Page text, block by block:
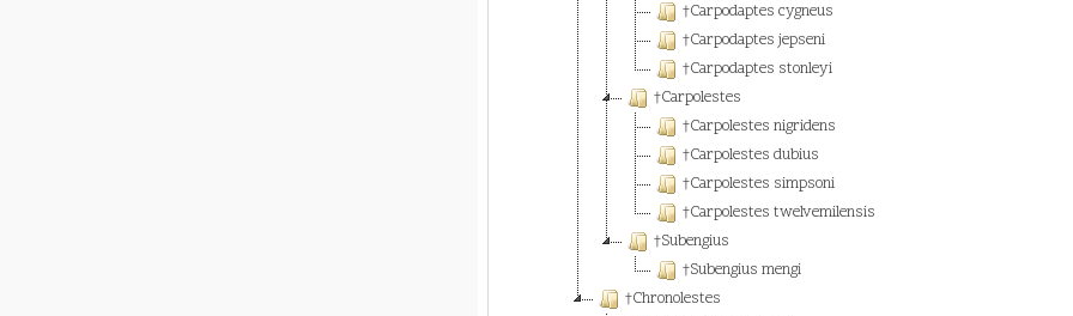
†Carpodaptes cygneus
†Carpodaptes jepseni
†Carpodaptes stonleyi
†Carpolestes
†Carpolestes nigridens
†Carpolestes dubius
†Carpolestes simpsoni
†Carpolestes twelvemilensis
†Subengius
†Subengius mengi
†Chronolestes